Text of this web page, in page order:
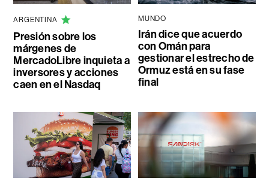
ARGENTINA
Presión sobre los
márgenes de
MercadoLibre inquieta a
inversores y acciones
caen en el Nasdaq
MUNDO
Irán dice que acuerdo
con Omán para
gestionar el estrecho de
Ormuz está en su fase
final